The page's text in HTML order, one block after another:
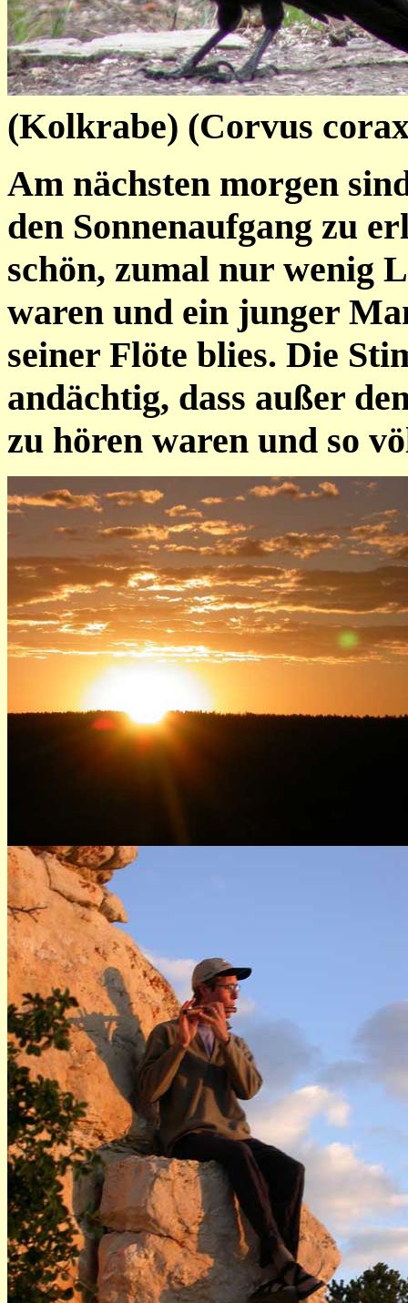
(Kolkrabe) (Corvus
Am nächsten morgen
den Sonnenaufgang zu
schön, zumal nur wenig
waren und ein junger
seiner Flöte blies. Die
andächtig, dass außer
zu hören waren und so